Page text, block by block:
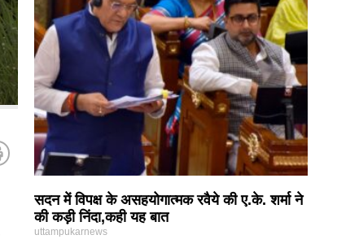
सदन में विपक्ष के असहयोगात्मक रवैये की ए.के. शर्मा ने
की कड़ी निंदा,कही यह बात
uttampukarnews